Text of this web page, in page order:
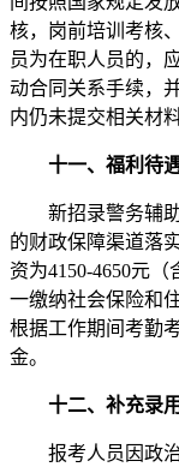
核，岗前培训考核
员为在职人员的，
动合同关系手续，
内仍未提交相关材
十一、 福利待
新招录警务辅助
的财政保障渠道落
资为4150-4650元
一缴纳社会保险和
根据工作期间考勤
金。
十二、 补充录用
报考人员因政治